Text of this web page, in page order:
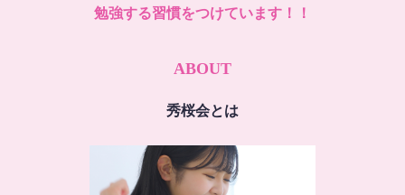
勉強する習慣をつけています！！
ABOUT
秀桜会とは